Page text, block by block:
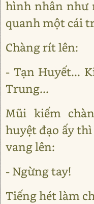
hình nhân như
quanh một cái
Chàng rít lên:
- Tạn Huyết...
Trung...
Mũi kiếm
huyệt đạo ấy
vang lên:
- Ngừng tay!
Tiếng hét làm